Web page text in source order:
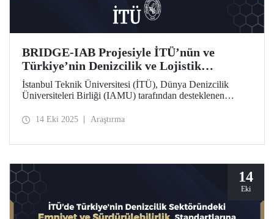
BRIDGE-IAB Projesiyle İTÜ’nün ve
Türkiye’nin Denizcilik ve Lojistik
Vizyonuna Güçlü Katkı
İstanbul Teknik Üniversitesi (İTÜ), Dünya Denizcilik
Üniversiteleri Birliği (IAMU) tarafından desteklenen
Global Excellence via Industrial Advisory Board
yürütülüyor.
14 Eki 2025 Araştırma
14
Eki